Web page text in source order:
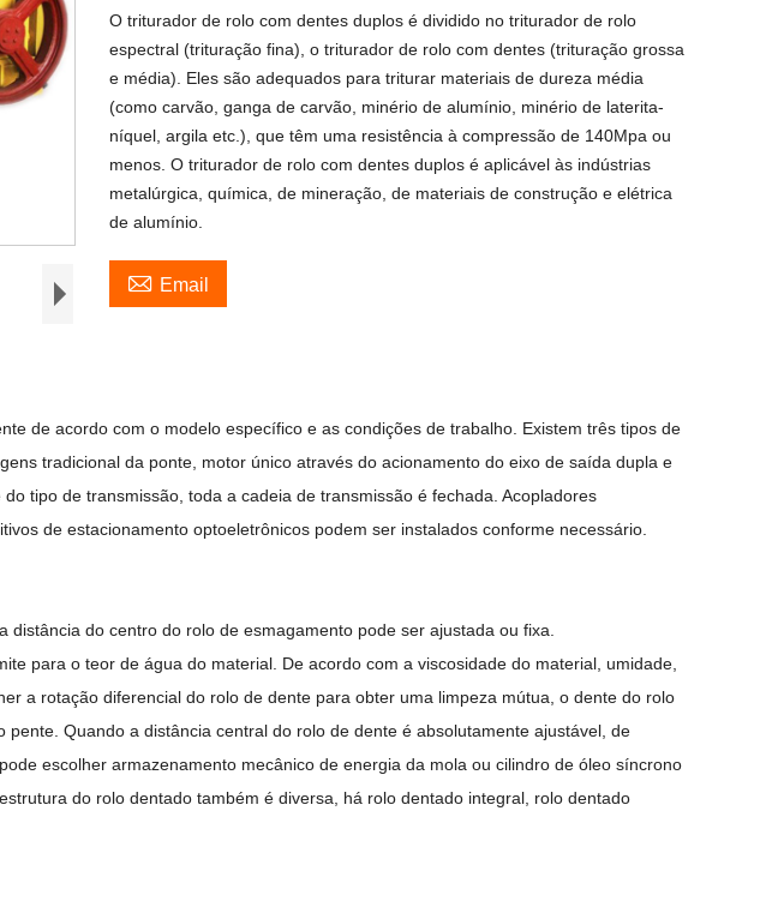
O triturador de rolo com dentes duplos é dividido no triturador de rolo
espectral (trituração fina), o triturador de rolo com dentes (trituração grossa
e média). Eles são adequados para triturar materiais de dureza média
(como carvão, ganga de carvão, minério de alumínio, minério de laterita-
níquel, argila etc.), que têm uma resistência à compressão de 140Mpa ou
menos. O triturador de rolo com dentes duplos é aplicável às indústrias
metalúrgica, química, de mineração, de materiais de construção e elétrica
de alumínio.
 Email
de acordo com o modelo específico e as condições de trabalho. Existem três tipos de
tradicional da ponte, motor único através do acionamento do eixo de saída dupla e
tipo de transmissão, toda a cadeia de transmissão é fechada. Acopladores
de estacionamento optoeletrônicos podem ser instalados conforme necessário.
do centro do rolo de esmagamento pode ser ajustada ou fixa.
para o teor de água do material. De acordo com a viscosidade do material, umidade,
a rotação diferencial do rolo de dente para obter uma limpeza mútua, o dente do rolo
Quando a distância central do rolo de dente é absolutamente ajustável, de
escolher armazenamento mecânico de energia da mola ou cilindro de óleo síncrono
do rolo dentado também é diversa, há rolo dentado integral, rolo dentado